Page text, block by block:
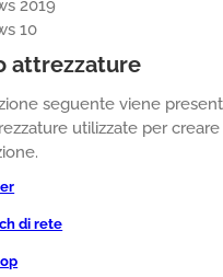
2019
10
attrezzature
seguente viene
utilizzate per
di rete